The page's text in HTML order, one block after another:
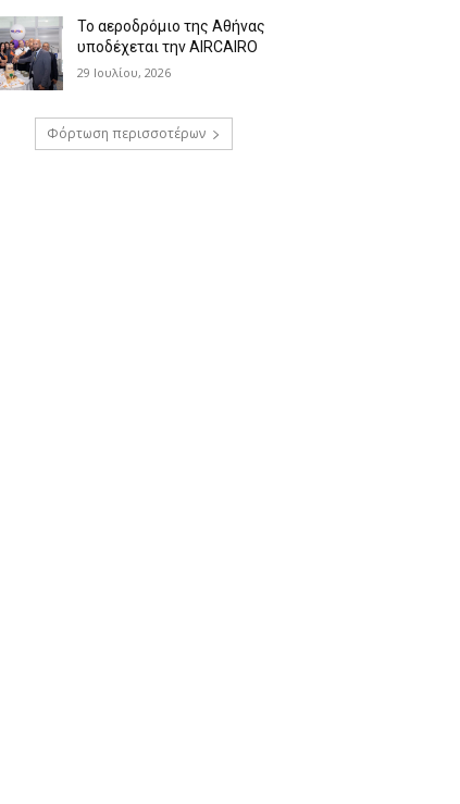
Το αεροδρόμιο της Αθήνας
υποδέχεται την AIRCAIRO
29 Ιουλίου, 2026
Φόρτωση περισσοτέρων